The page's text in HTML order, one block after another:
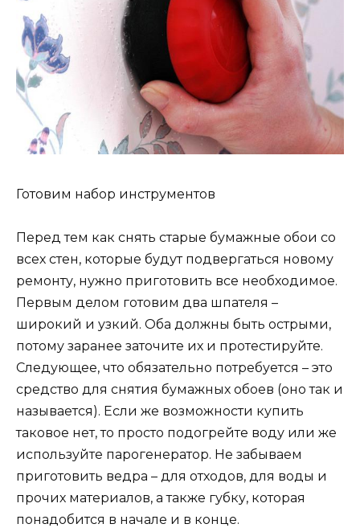
Готовим набор инструментов
Перед тем как снять старые бумажные обои со
всех стен, которые будут подвергаться новому
ремонту, нужно приготовить все необходимое.
Первым делом готовим два шпателя –
широкий и узкий. Оба должны быть острыми,
потому заранее заточите их и протестируйте.
Следующее, что обязательно потребуется – это
средство для снятия бумажных обоев (оно так и
называется). Если же возможности купить
таковое нет, то просто подогрейте воду или же
используйте парогенератор. Не забываем
приготовить ведра – для отходов, для воды и
прочих материалов, а также губку, которая
понадобится в начале и в конце.